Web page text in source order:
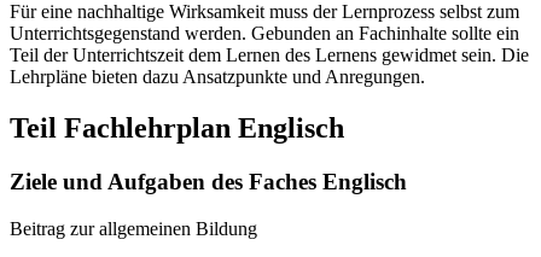
Für eine nachhaltige Wirksamkeit muss der Lernprozess selbst zum
Unterrichtsgegenstand werden. Gebunden an Fachinhalte sollte ein
Teil der Unterrichtszeit dem Lernen des Lernens gewidmet sein. Die
Lehrpläne bieten dazu Ansatzpunkte und Anregungen.
Teil Fachlehrplan Englisch
Ziele und Aufgaben des Faches Englisch
Beitrag zur allgemeinen Bildung